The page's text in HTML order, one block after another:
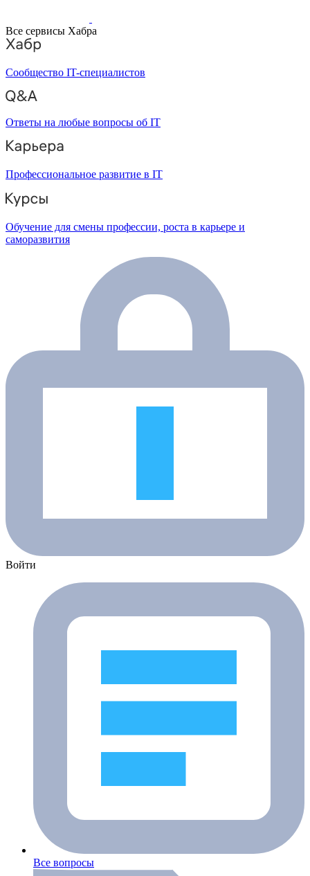
Все сервисы Хабра
Сообщество IT-специалистов
Ответы на любые вопросы об IT
Профессиональное развитие в IT
Обучение для смены профессии, роста в карьере и
саморазвития
Войти
Все вопросы